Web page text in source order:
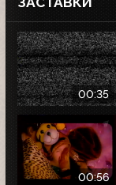
00:35
00:56